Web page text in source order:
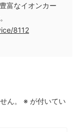
富なイオンカー
8112
ん。 ※ が付いてい